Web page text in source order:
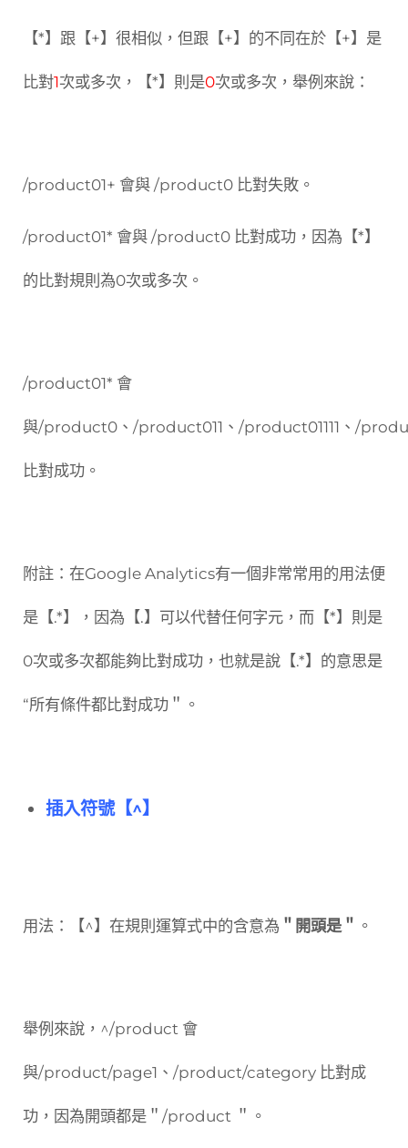
【*】跟【+】很相似，但跟【+】的不同在於【+】是
比對1次或多次，【*】則是0次或多次，舉例來說：
/product01+ 會與 /product0 比對失敗。
/product01* 會與 /product0 比對成功，因為【*】
的比對規則為0次或多次。
/product01* 會
與/product0、/product011、/product01111、/
比對成功。
附註：在Google Analytics有一個非常常用的用法便
是【.*】，因為【.】可以代替任何字元，而【*】則是
0次或多次都能夠比對成功，也就是說【.*】的意思是
“所有條件都比對成功＂。
插入符號【^】
用法：【^】在規則運算式中的含意為 ＂開頭是＂ 。
舉例來說，^/product 會
與/product/page1、/product/category 比對成
功，因為開頭都是＂/product ＂。